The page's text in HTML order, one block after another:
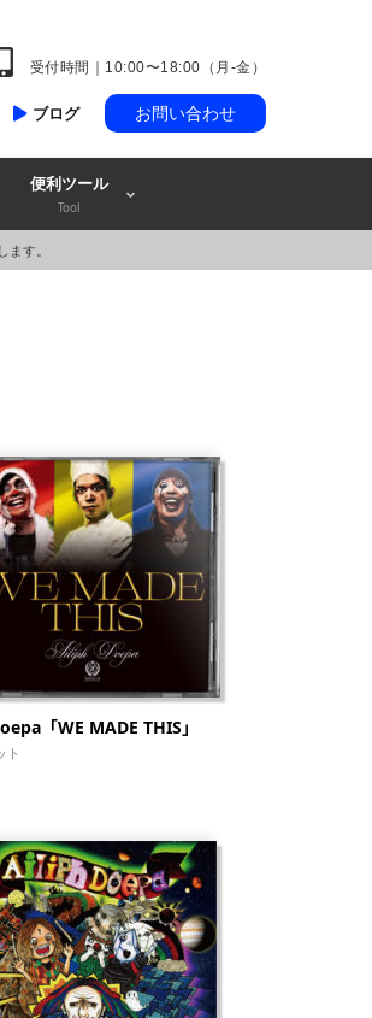
受付時間｜10:00〜18:00（月-金）
ブログ お問い合わせ
便利ツール
Tool
す。
「WE MADE THIS」
ト